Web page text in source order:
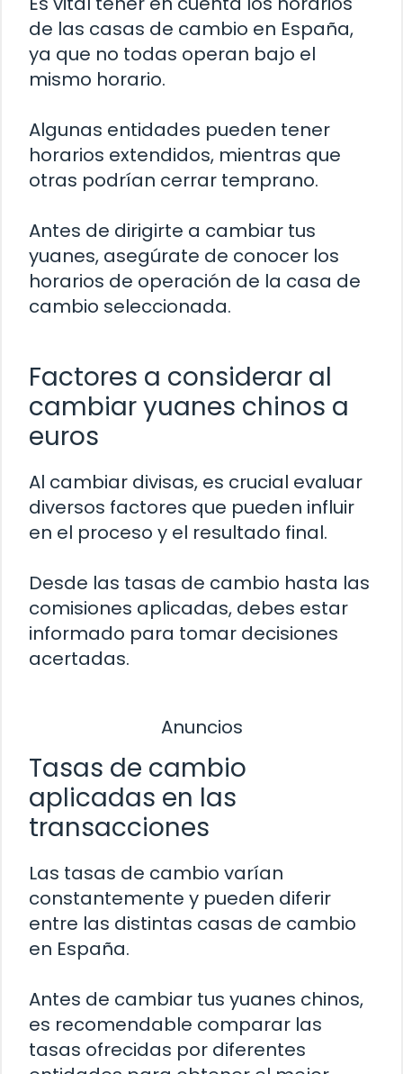
de las casas de cambio en España,
ya que no todas operan bajo el
mismo horario.
Algunas entidades pueden tener
horarios extendidos, mientras que
otras podrían cerrar temprano.
Antes de dirigirte a cambiar tus
yuanes, asegúrate de conocer los
horarios de operación de la casa de
cambio seleccionada.
Factores a considerar al
cambiar yuanes chinos a
euros
Al cambiar divisas, es crucial evaluar
diversos factores que pueden influir
en el proceso y el resultado final.
Desde las tasas de cambio hasta las
comisiones aplicadas, debes estar
informado para tomar decisiones
acertadas.
Anuncios
Tasas de cambio
aplicadas en las
transacciones
Las tasas de cambio varían
constantemente y pueden diferir
entre las distintas casas de cambio
en España.
Antes de cambiar tus yuanes chinos,
es recomendable comparar las
tasas ofrecidas por diferentes